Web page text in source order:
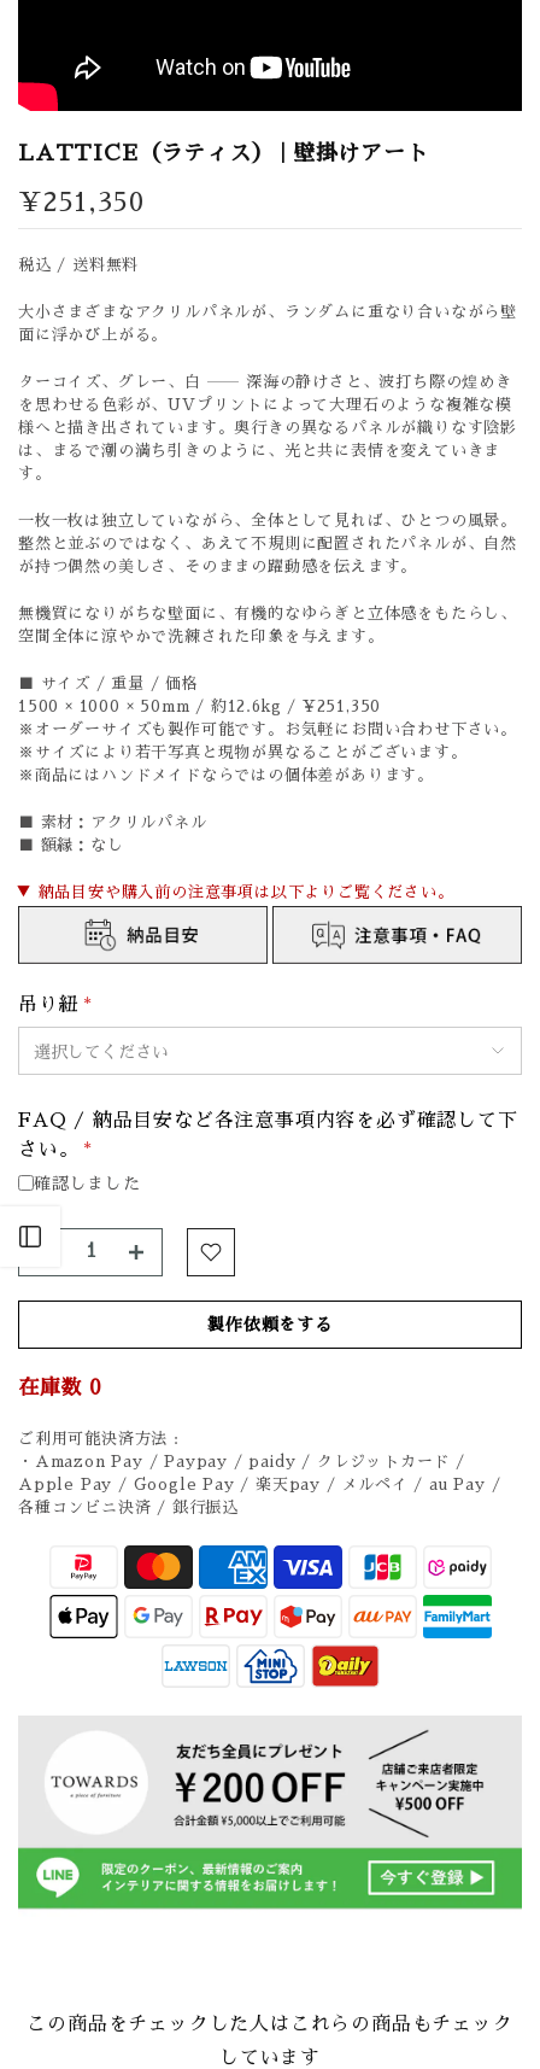
LATTICE（ラティス） | 壁掛けアート
¥251,350
税込 / 送料無料
大小さまざまなアクリルパネルが、ランダムに重なり合いながら壁
面に浮かび上がる。
ターコイズ、グレー、白 ―― 深海の静けさと、波打ち際の煌めき
を思わせる色彩が、UVプリントによって大理石のような複雑な模
様へと描き出されています。奥行きの異なるパネルが織りなす陰影
は、まるで潮の満ち引きのように、光と共に表情を変えていきま
す。
一枚一枚は独立していながら、全体として見れば、ひとつの風景。
整然と並ぶのではなく、あえて不規則に配置されたパネルが、自然
が持つ偶然の美しさ、そのままの躍動感を伝えます。
無機質になりがちな壁面に、有機的なゆらぎと立体感をもたらし、
空間全体に涼やかで洗練された印象を与えます。
■ サイズ / 重量 / 価格
1500 × 1000 × 50mm / 約12.6kg / ¥251,350
※オーダーサイズも製作可能です。お気軽にお問い合わせ下さい。
※サイズにより若干写真と現物が異なることがございます。
※商品にはハンドメイドならではの個体差があります。
■ 素材：アクリルパネル
■ 額縁：なし
▼ 納品目安や購入前の注意事項は以下よりご覧ください。
吊り紐 *
FAQ / 納品目安など各注意事項内容を必ず確認して下
さい。
*
確認しました
製作依頼をする
在庫数 0
ご利用可能決済方法 :
・Amazon Pay / Paypay / paidy / クレジットカード /
Apple Pay / Google Pay / 楽天pay / メルペイ / au Pay /
各種コンビニ決済 / 銀行振込
この商品をチェックした人はこれらの商品もチェック
しています